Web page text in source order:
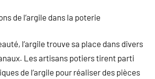
de l’argile dans la poterie
l’argile trouve sa place dans divers
Les artisans potiers tirent parti
de l’argile pour réaliser des pièces